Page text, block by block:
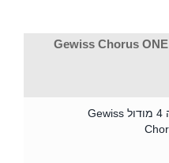
מסגרת מלבנית לבנה 4 מודול Gewiss Chorus ONE